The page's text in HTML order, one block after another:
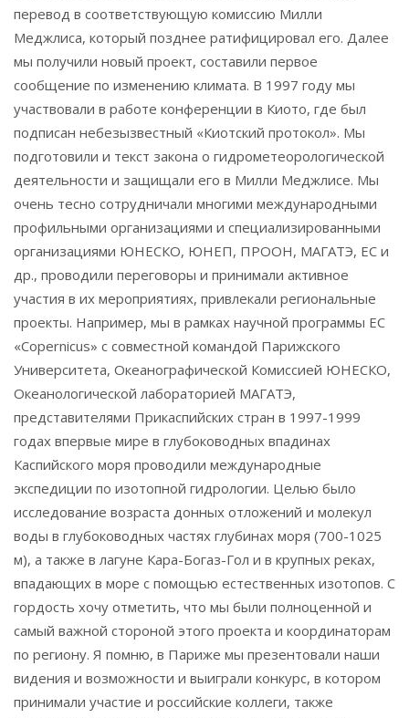
перевод в соответствующую комиссию Милли
Меджлиса, который позднее ратифицировал его. Далее
мы получили новый проект, составили первое
сообщение по изменению климата. В 1997 году мы
участвовали в работе конференции в Киото, где был
подписан небезызвестный «Киотский протокол». Мы
подготовили и текст закона о гидрометеорологической
деятельности и защищали его в Милли Меджлисе. Мы
очень тесно сотрудничали многими международными
профильными организациями и специализированными
организациями ЮНЕСКО, ЮНЕП, ПРООН, МАГАТЭ, ЕС и
др., проводили переговоры и принимали активное
участия в их мероприятиях, привлекали региональные
проекты. Например, мы в рамках научной программы ЕС
«Copernicus» с совместной командой Парижского
Университета, Океанографической Комиссией ЮНЕСКО,
Океанологической лабораторией МАГАТЭ,
представителями Прикаспийских стран в 1997-1999
годах впервые мире в глубоководных впадинах
Каспийского моря проводили международные
экспедиции по изотопной гидрологии. Целью было
исследование возраста донных отложений и молекул
воды в глубоководных частях глубинах моря (700-1025
м), а также в лагуне Кара-Богаз-Гол и в крупных реках,
впадающих в море с помощью естественных изотопов. C
гордость хочу отметить, что мы были полноценной и
самый важной стороной этого проекта и координаторам
по региону. Я помню, в Париже мы презентовали наши
видения и возможности и выиграли конкурс, в котором
принимали участие и российские коллеги, также